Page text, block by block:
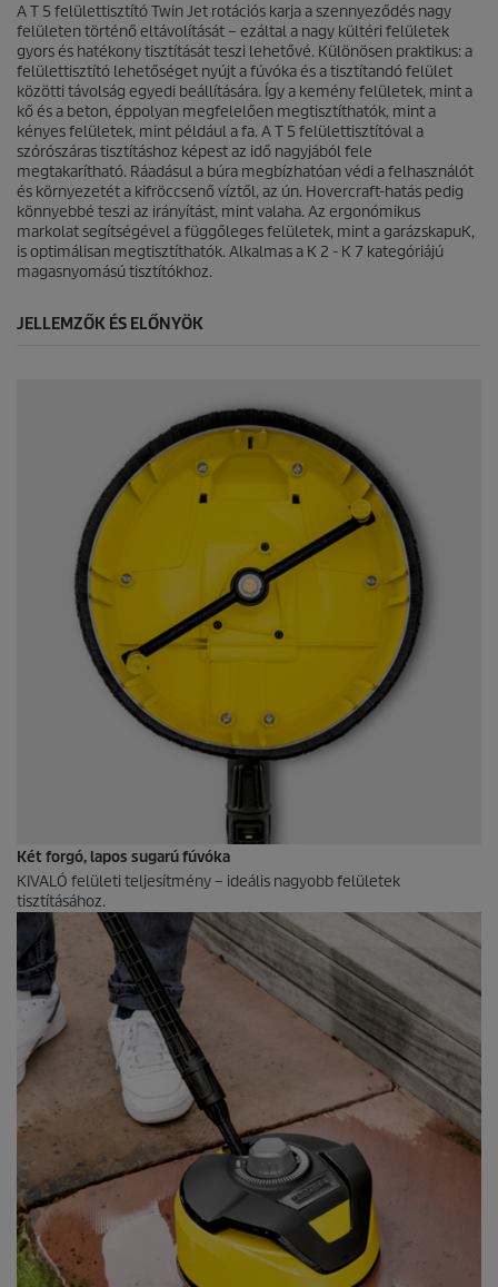
es
i
l
l
a
g
b
ó
l
A T 5 felülettisztító Twin Jet rotációs karja a szennyeződés nagy
felületen történő eltávolítását – ezáltal a nagy kültéri felületek
gyors és hatékony tisztítását teszi lehetővé. Különösen praktikus: a
felülettisztító lehetőséget nyújt a fúvóka és a tisztítandó felület
közötti távolság egyedi beállítására. Így a kemény felületek, mint a
kő és a beton, éppolyan megfelelően megtisztíthatók, mint a
kényes felületek, mint például a fa. A T 5 felülettisztítóval a
szórószáras tisztításhoz képest az idő nagyjából fele
megtakarítható. Ráadásul a búra megbízhatóan védi a felhasználót
és környezetét a kifröccsenő víztől, az ún. Hovercraft-hatás pedig
könnyebbé teszi az irányítást, mint valaha. Az ergonómikus
markolat segítségével a függőleges felületek, mint a garázskapuK,
is optimálisan megtisztíthatók. Alkalmas a K 2 - K 7 kategóriájú
magasnyomású tisztítókhoz.
JELLEMZŐK ÉS ELŐNYÖK
Két forgó, lapos sugarú fúvóka
KIVALÓ felületi teljesítmény – ideális nagyobb felületek
tisztításához.